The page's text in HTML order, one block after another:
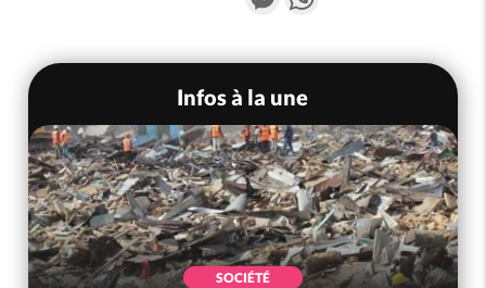
Infos à la une
SOCIÉTÉ